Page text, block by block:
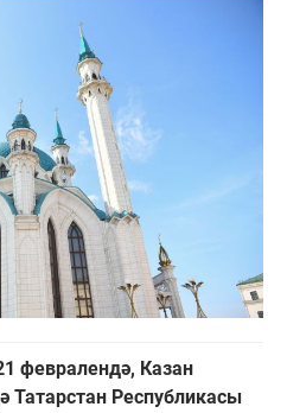
февралендә, Казан
Татарстан Республикасы